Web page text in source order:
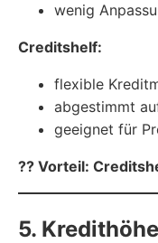
wenig
Creditshelf:
flexible
abgestimmt
geeignet für
?? Vorteil:
5. Kredithöhe